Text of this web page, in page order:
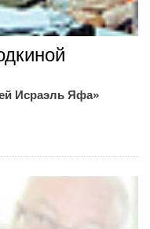
Исраэль Яфа»